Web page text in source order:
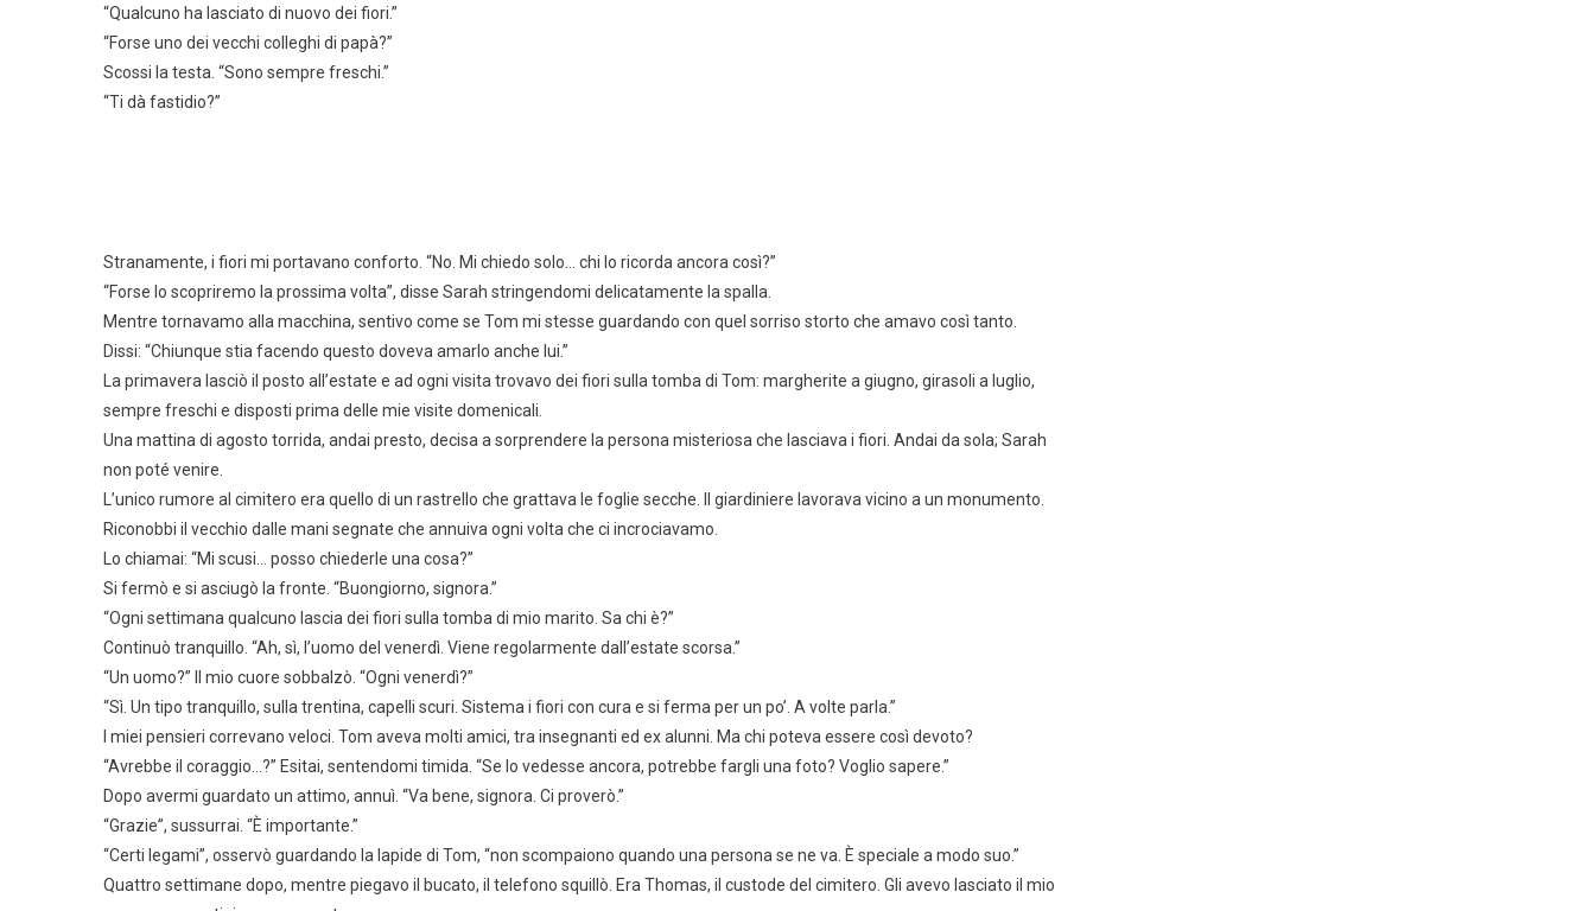
“Qualcuno ha lasciato di nuovo dei fiori.”
“Forse uno dei vecchi colleghi di papà?”
Scossi la testa. “Sono sempre freschi.”
“Ti dà fastidio?”
Stranamente, i fiori mi portavano conforto. “No. Mi chiedo solo… chi lo ricorda ancora così?”
“Forse lo scopriremo la prossima volta”, disse Sarah stringendomi delicatamente la spalla.
Mentre tornavamo alla macchina, sentivo come se Tom mi stesse guardando con quel sorriso storto che amavo così tanto.
Dissi: “Chiunque stia facendo questo doveva amarlo anche lui.”
La primavera lasciò il posto all’estate e ad ogni visita trovavo dei fiori sulla tomba di Tom: margherite a giugno, girasoli a luglio,
sempre freschi e disposti prima delle mie visite domenicali.
Una mattina di agosto torrida, andai presto, decisa a sorprendere la persona misteriosa che lasciava i fiori. Andai da sola; Sarah
non poté venire.
L’unico rumore al cimitero era quello di un rastrello che grattava le foglie secche. Il giardiniere lavorava vicino a un monumento.
Riconobbi il vecchio dalle mani segnate che annuiva ogni volta che ci incrociavamo.
Lo chiamai: “Mi scusi… posso chiederle una cosa?”
Si fermò e si asciugò la fronte. “Buongiorno, signora.”
“Ogni settimana qualcuno lascia dei fiori sulla tomba di mio marito. Sa chi è?”
Continuò tranquillo. “Ah, sì, l’uomo del venerdì. Viene regolarmente dall’estate scorsa.”
“Un uomo?” Il mio cuore sobbalzò. “Ogni venerdì?”
“Sì. Un tipo tranquillo, sulla trentina, capelli scuri. Sistema i fiori con cura e si ferma per un po’. A volte parla.”
I miei pensieri correvano veloci. Tom aveva molti amici, tra insegnanti ed ex alunni. Ma chi poteva essere così devoto?
“Avrebbe il coraggio…?” Esitai, sentendomi timida. “Se lo vedesse ancora, potrebbe fargli una foto? Voglio sapere.”
Dopo avermi guardato un attimo, annuì. “Va bene, signora. Ci proverò.”
“Grazie”, sussurrai. “È importante.”
“Certi legami”, osservò guardando la lapide di Tom, “non scompaiono quando una persona se ne va. È speciale a modo suo.”
Quattro settimane dopo, mentre piegavo il bucato, il telefono squillò. Era Thomas, il custode del cimitero. Gli avevo lasciato il mio